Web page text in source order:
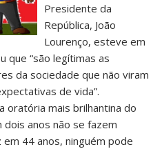
Presidente da
República, João
Lourenço, esteve em
que “são legítimas as
da sociedade que não viram
de vida”.
oratória mais brilhantina do
anos não se fazem
em 44 anos, ninguém pode